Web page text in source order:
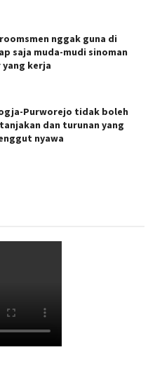
nggak guna di
saja muda-mudi sinoman
kerja
Purworejo tidak boleh
dan turunan yang
nyawa